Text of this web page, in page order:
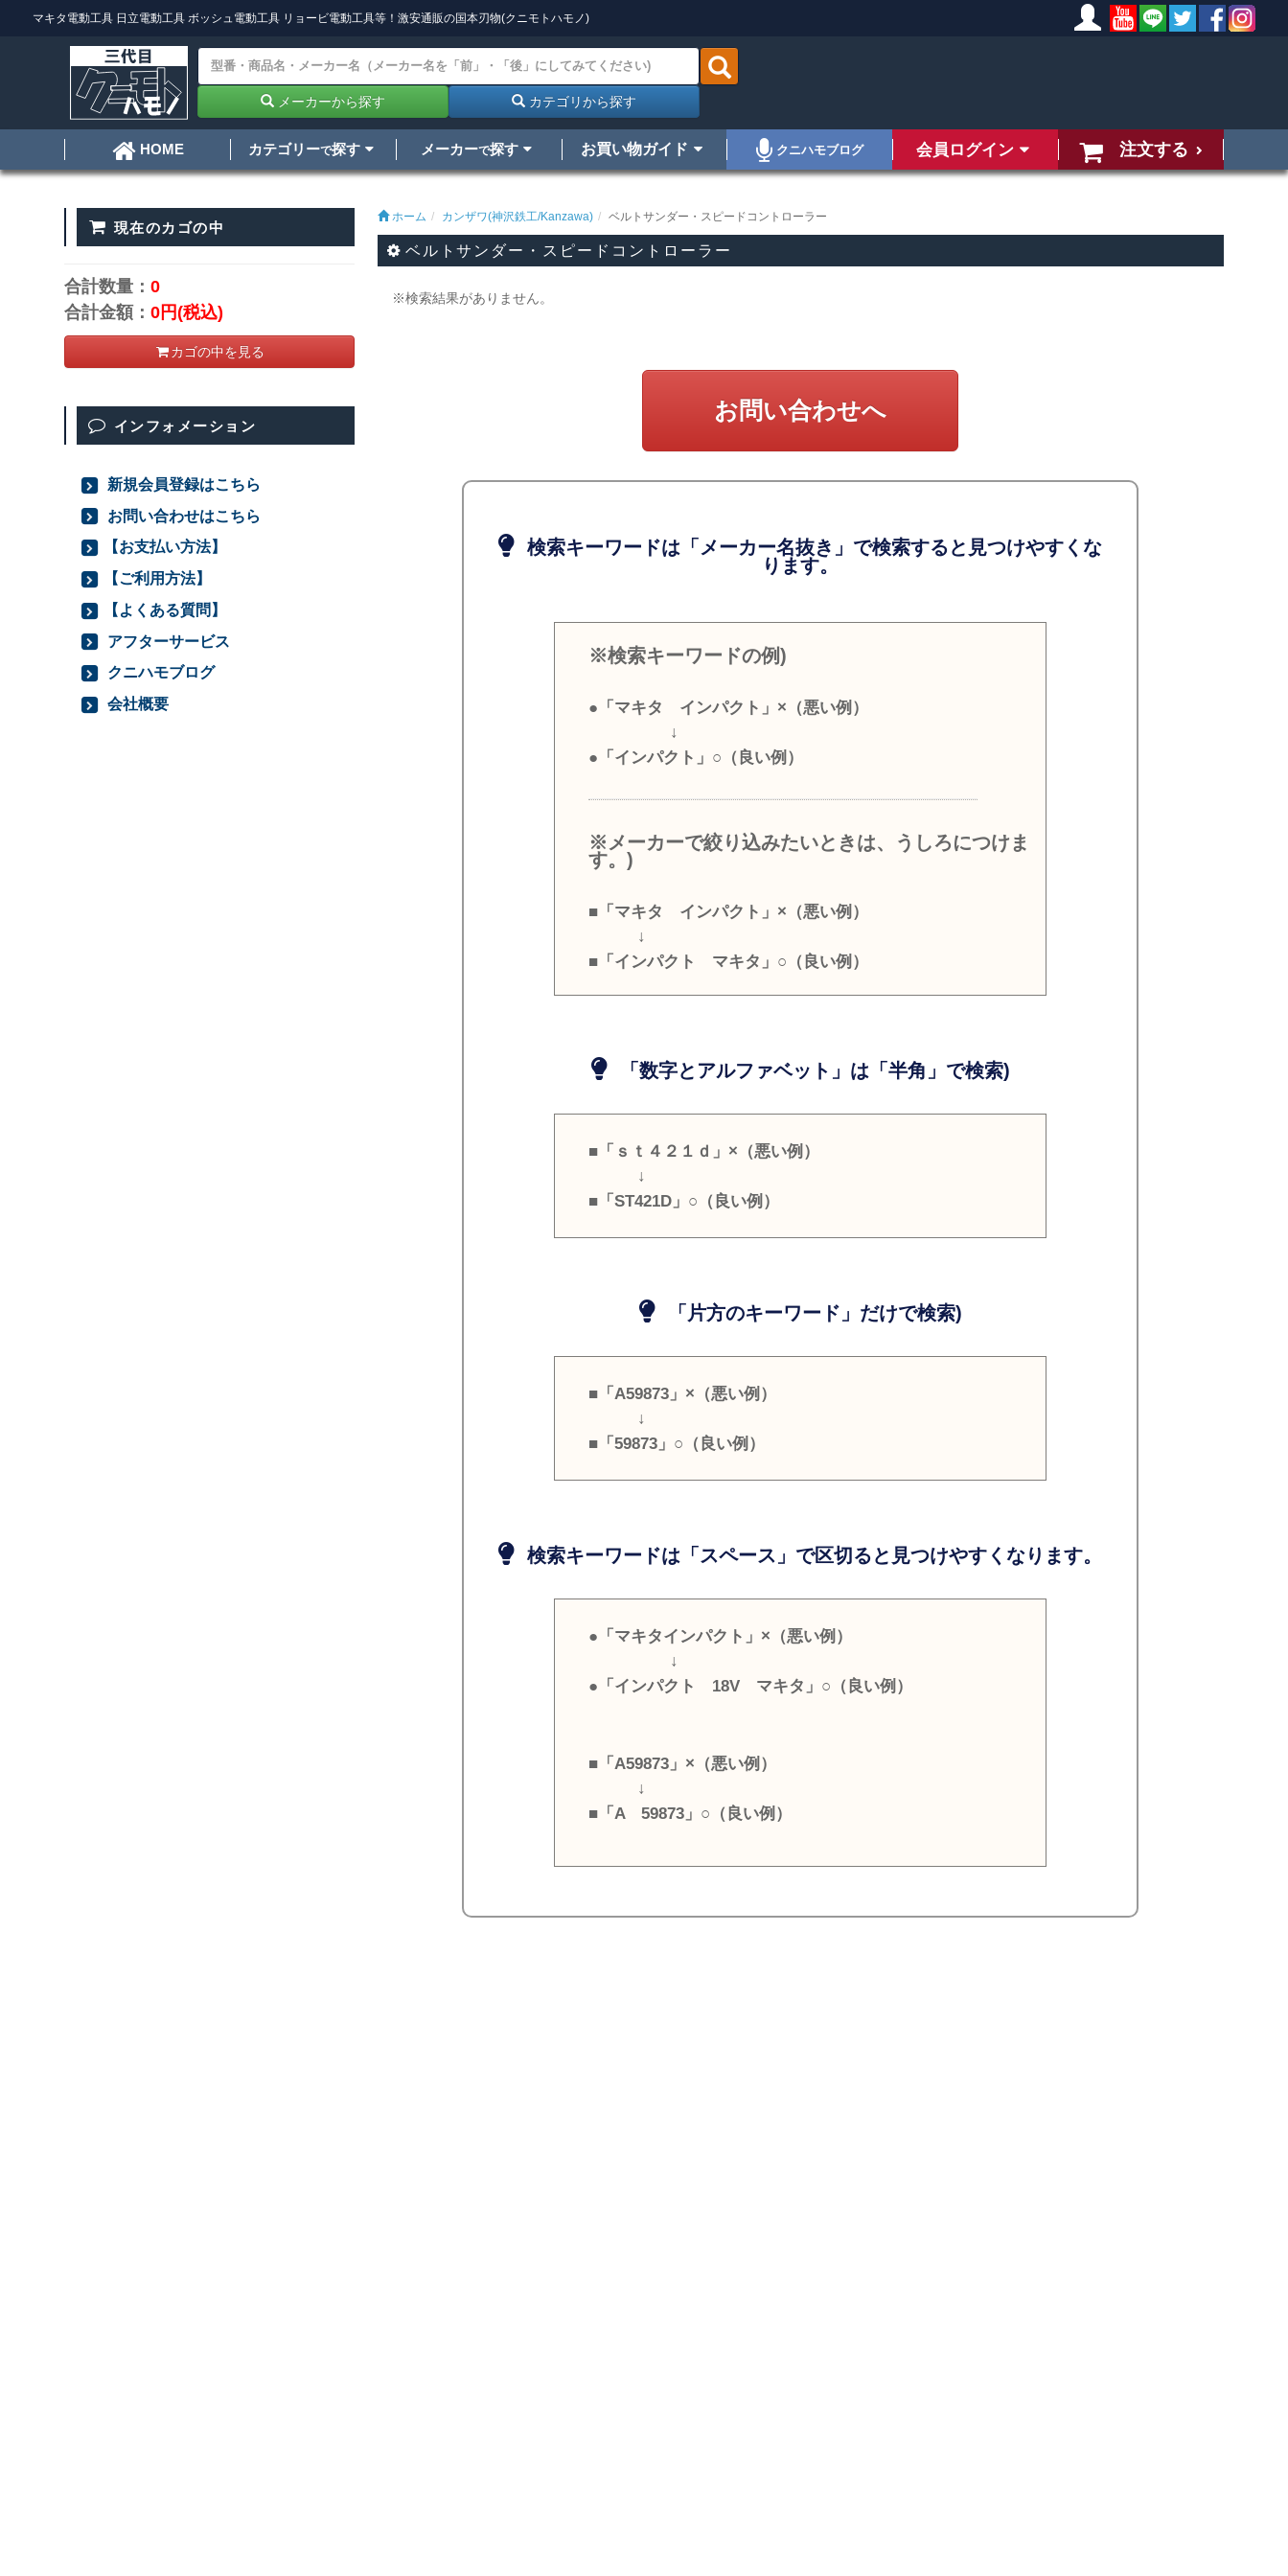
マキタ電動工具 日立電動工具 ボッシュ電動工具 リョービ電動工具等！激安通販の国本刃物(クニモトハモノ)
メーカーから探す カテゴリから探す
HOME カテゴリーで探す メーカーで探す お買い物ガイド クニハモブログ 会員ログイン 注文する
ホーム カンザワ(神沢鉄工/Kanzawa) ベルトサンダー・スピードコントローラー
ベルトサンダー・スピードコントローラー
※検索結果がありません。
お問い合わせへ
検索キーワードは「メーカー名抜き」で検索すると見つけやすくな
ります。
※検索キーワードの例)
●「マキタ インパクト」×（悪い例）
↓
●「インパクト」○（良い例）
※メーカーで絞り込みたいときは、うしろにつけま
す。)
■「マキタ インパクト」×（悪い例）
↓
■「インパクト マキタ」○（良い例）
「数字とアルファベット」は「半角」で検索)
■「ｓｔ４２１ｄ」×（悪い例）
↓
■「ST421D」○（良い例）
「片方のキーワード」だけで検索)
■「A59873」×（悪い例）
↓
■「59873」○（良い例）
検索キーワードは「スペース」で区切ると見つけやすくなります。
●「マキタインパクト」×（悪い例）
↓
●「インパクト 18V マキタ」○（良い例）
■「A59873」×（悪い例）
↓
■「A 59873」○（良い例）
現在のカゴの中
合計数量：0
合計金額：0円(税込)
カゴの中を見る
インフォメーション
新規会員登録はこちら
お問い合わせはこちら
【お支払い方法】
【ご利用方法】
【よくある質問】
アフターサービス
クニハモブログ
会社概要